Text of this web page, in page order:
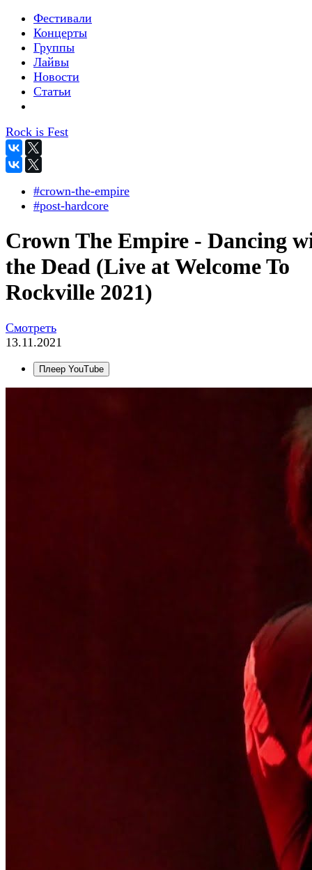
Фестивали
Концерты
Группы
Лайвы
Новости
Статьи
Rock is Fest
#crown-the-empire
#post-hardcore
Crown The Empire - Dancing
the Dead (Live at Welcome To
Rockville 2021)
Смотреть
13.11.2021
Плеер YouTube